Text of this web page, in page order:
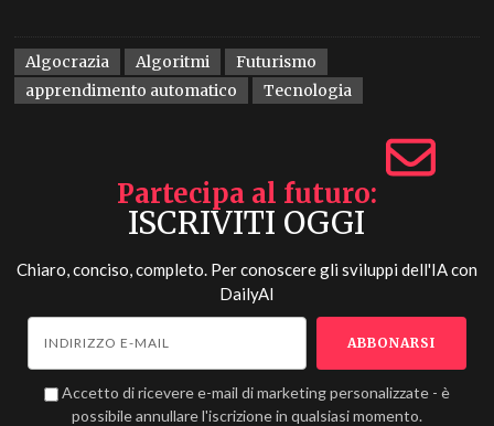
Algocrazia Algoritmi
Futurismo
apprendimento automatico
Tecnologia
Partecipa al futuro
ISCRIVITI OGGI
Chiaro, conciso, completo. Per conoscere gli sviluppi dell'IA con
DailyAI
Accetto di ricevere e-mail di marketing personalizzate - è
possibile annullare l'iscrizione in qualsiasi momento.